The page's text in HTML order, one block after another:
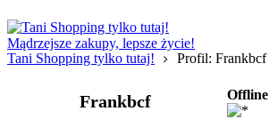
Mądrzejsze zakupy, lepsze życie!
Tani Shopping tylko tutaj!
Profil: Frankbcf
Frankbcf Offline